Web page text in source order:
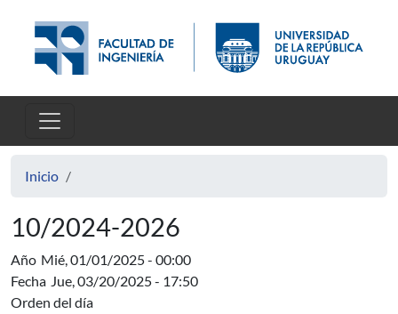
Inicio
10/2024-2026
Año Mié, 01/01/2025 - 00:00
Fecha Jue, 03/20/2025 - 17:50
Orden del día